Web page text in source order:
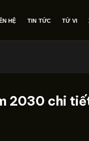
HỆ TIN TỨC TỬ VI
2030 chi